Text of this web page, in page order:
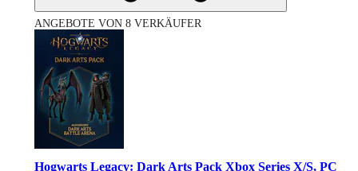
ANGEBOTE VON 8 VERKÄUFER
Hogwarts Legacy: Dark Arts Pack Xbox Series X/S, PC